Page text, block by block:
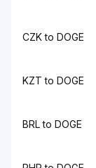
CZK to DOGE
KZT to DOGE
BRL to DOGE